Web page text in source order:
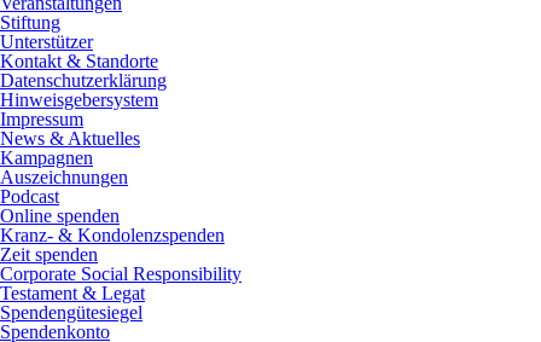
Stiftung
Unterstützer
Kontakt & Standorte
Datenschutzerklärung
Hinweisgebersystem
Impressum
News & Aktuelles
Kampagnen
Auszeichnungen
Podcast
Online spenden
Kranz- & Kondolenzspenden
Zeit spenden
Corporate Social Responsibility
Testament & Legat
Spendengütesiegel
Spendenkonto